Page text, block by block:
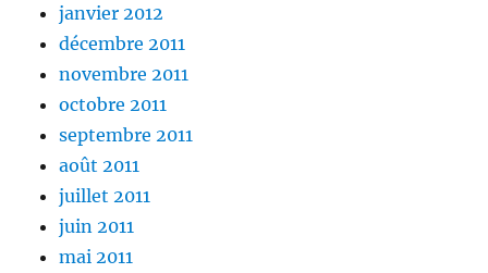
janvier 2012
décembre 2011
novembre 2011
octobre 2011
septembre 2011
août 2011
juillet 2011
juin 2011
mai 2011